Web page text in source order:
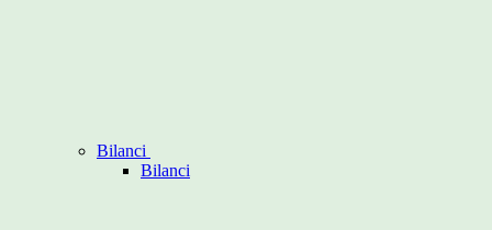
Bilanci
Bilanci